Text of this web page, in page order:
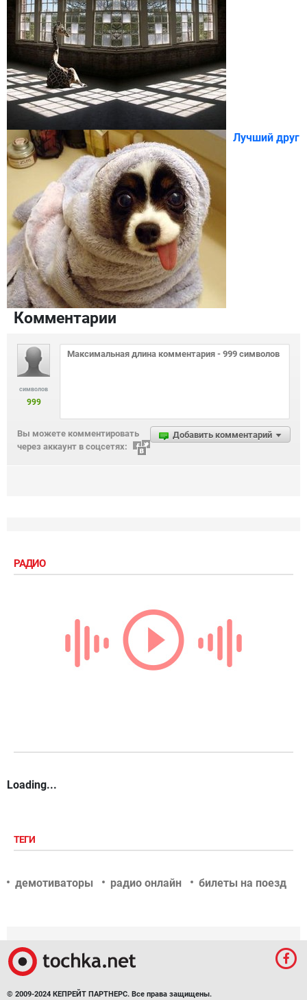
Лучший друг
Комментарии
символов
999
Добавить комментарий
Вы можете комментировать
через аккаунт в соцсетях:
РАДИО
Loading...
ТЕГИ
демотиваторы радио онлайн билеты на поезд
© 2009-2024 КЕПРЕЙТ ПАРТНЕРС. Все права защищены.